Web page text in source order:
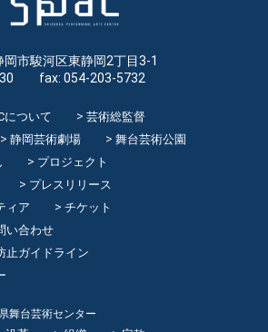
市駿河区東静岡2丁目3-1
fax: 054-203-5732
について
芸術総監督
静岡芸術劇場
舞台芸術公園
プロジェクト
プレスリリース
ィア
チケット
い合わせ
止ガイドライン
舞台芸術センター